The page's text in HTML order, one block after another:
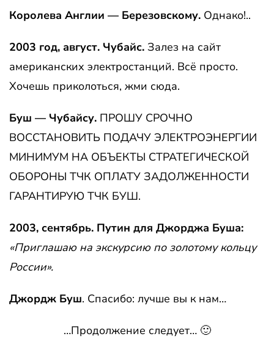
Королева Англии — Березовскому. Однако!..
2003 год, август. Чубайс. Залез на сайт
американских электростанций. Всё просто.
Хочешь приколоться, жми сюда.
Буш — Чубайсу. ПРОШУ СРОЧНО
ВОССТАНОВИТЬ ПОДАЧУ ЭЛЕКТРОЭНЕРГИИ
МИНИМУМ НА ОБЪЕКТЫ СТРАТЕГИЧЕСКОЙ
ОБОРОНЫ ТЧК ОПЛАТУ ЗАДОЛЖЕННОСТИ
ГАРАНТИРУЮ ТЧК БУШ.
2003, сентябрь. Путин для Джорджа Буша:
«Приглашаю на экскурсию по золотому кольцу
России».
Джордж Буш. Спасибо: лучше вы к нам…
…Продолжение следует… 🙂